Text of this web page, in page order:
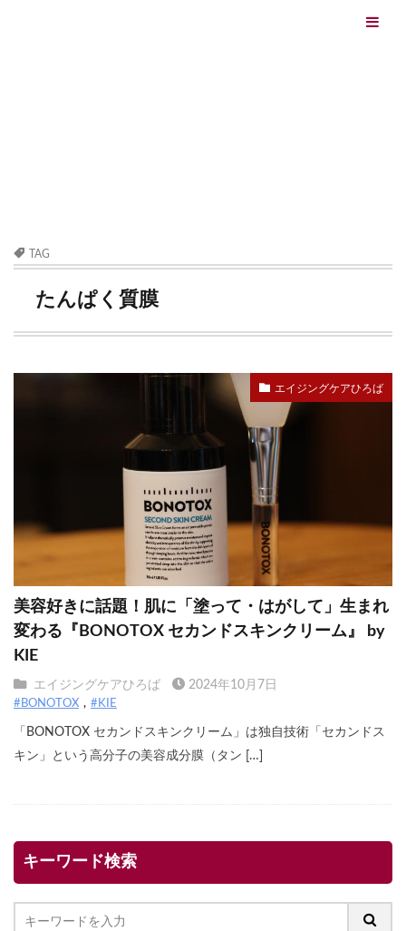
TAG
たんぱく質膜
エイジングケアひろば
美容好きに話題！肌に「塗って・はがして」生まれ
変わる『BONOTOX セカンドスキンクリーム』 by
KIE
エイジングケアひろば 2024年10月7日
#BONOTOX #KIE
「BONOTOX セカンドスキンクリーム」は独自技術「セカンドス
キン」という高分子の美容成分膜（タン […]
キーワード検索